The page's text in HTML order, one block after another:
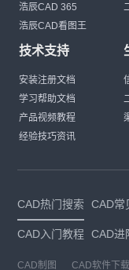
浩辰CAD 365
浩辰CAD看图王
技术支持
安装注册文档
学习帮助文档
产品视频教程
经验技巧资讯
CAD热门搜索 CAD常
CAD入门教程 CAD进
CAD制图 CAD软件下载